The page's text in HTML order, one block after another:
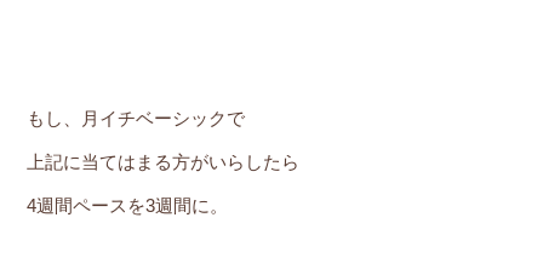
もし、月イチベーシックで
上記に当てはまる方がいらしたら
4週間ペースを3週間に。